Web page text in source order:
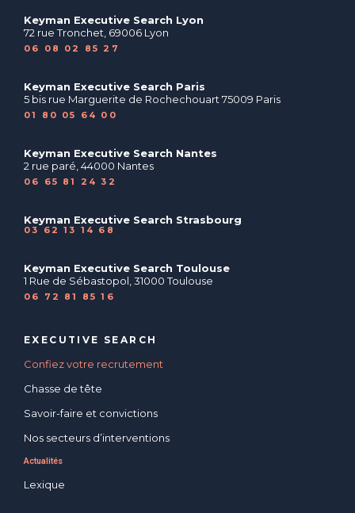
Keyman Executive Search Lyon
72 rue Tronchet, 69006 Lyon
06 08 02 85 27
Keyman Executive Search Paris
5 bis rue Marguerite de Rochechouart 75009 Paris
01 80 05 64 00
Keyman Executive Search Nantes
2 rue paré, 44000 Nantes
06 65 81 24 32
Keyman Executive Search Strasbourg
03 62 13 14 68
Keyman Executive Search Toulouse
1 Rue de Sébastopol, 31000 Toulouse
06 72 81 85 16
EXECUTIVE SEARCH
Confiez votre recrutement
Chasse de tête
Savoir-faire et convictions
Nos secteurs d’interventions
Actualités
Lexique